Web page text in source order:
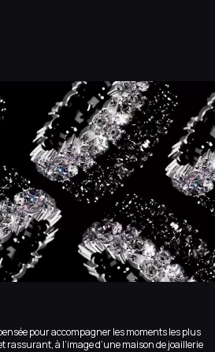
pour accompagner les moments les plus
rassurant, à l’image d’une maison de joaillerie